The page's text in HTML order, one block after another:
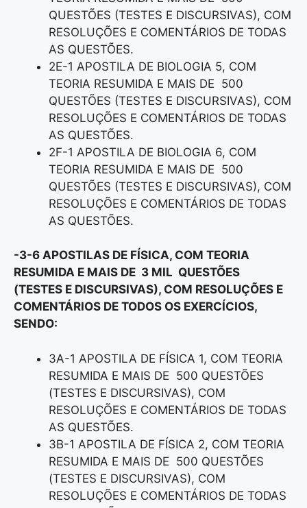
QUESTÕES (TESTES E DISCURSIVAS), COM
RESOLUÇÕES E COMENTÁRIOS DE TODAS
AS QUESTÕES.
2E-1 APOSTILA DE BIOLOGIA 5, COM
TEORIA RESUMIDA E MAIS DE 500
QUESTÕES (TESTES E DISCURSIVAS), COM
RESOLUÇÕES E COMENTÁRIOS DE TODAS
AS QUESTÕES.
2F-1 APOSTILA DE BIOLOGIA 6, COM
TEORIA RESUMIDA E MAIS DE 500
QUESTÕES (TESTES E DISCURSIVAS), COM
RESOLUÇÕES E COMENTÁRIOS DE TODAS
AS QUESTÕES.
-3-6 APOSTILAS DE FÍSICA, COM TEORIA
RESUMIDA E MAIS DE 3 MIL QUESTÕES
(TESTES E DISCURSIVAS), COM RESOLUÇÕES E
COMENTÁRIOS DE TODOS OS EXERCÍCIOS,
SENDO:
3A-1 APOSTILA DE FÍSICA 1, COM TEORIA
RESUMIDA E MAIS DE 500 QUESTÕES
(TESTES E DISCURSIVAS), COM
RESOLUÇÕES E COMENTÁRIOS DE TODAS
AS QUESTÕES.
3B-1 APOSTILA DE FÍSICA 2, COM TEORIA
RESUMIDA E MAIS DE 500 QUESTÕES
(TESTES E DISCURSIVAS), COM
RESOLUÇÕES E COMENTÁRIOS DE TODAS